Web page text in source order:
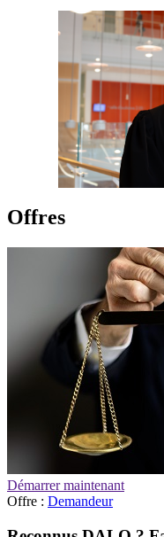
Offres
Démarrer maintenant
Offre : Demandeur